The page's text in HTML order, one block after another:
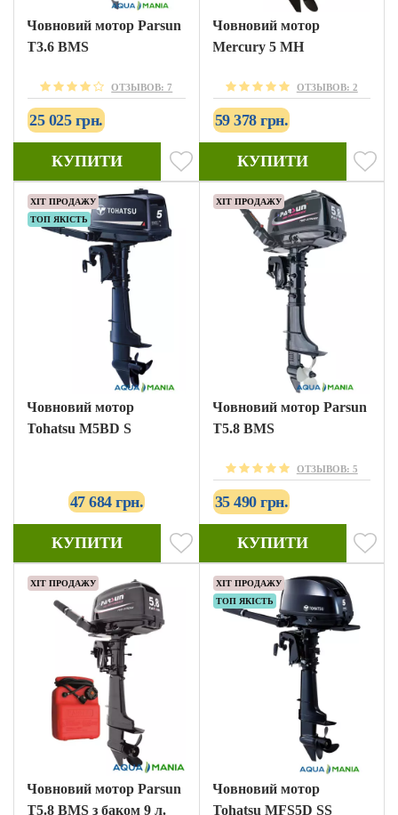
Човновий мотор Parsun
T3.6 BMS
ОТЗЫВОВ: 7
25 025 грн.
КУПИТИ
Човновий мотор
Mercury 5 MH
ОТЗЫВОВ: 2
59 378 грн.
КУПИТИ
ХІТ ПРОДАЖУ
ТОП ЯКІСТЬ
Човновий мотор
Tohatsu M5BD S
47 684 грн.
КУПИТИ
ХІТ ПРОДАЖУ
Човновий мотор Parsun
T5.8 BMS
ОТЗЫВОВ: 5
35 490 грн.
КУПИТИ
ХІТ ПРОДАЖУ
Човновий мотор Parsun
T5.8 BMS з баком 9 л.
ХІТ ПРОДАЖУ
ТОП ЯКІСТЬ
Човновий мотор
Tohatsu MFS5D SS